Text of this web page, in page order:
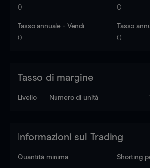
0 0
Tasso annuale - Vendi
0
Tasso
0
Tasso di margine
Livello Numero di unità
Informazioni sul Trading
Quantità minima Shorting